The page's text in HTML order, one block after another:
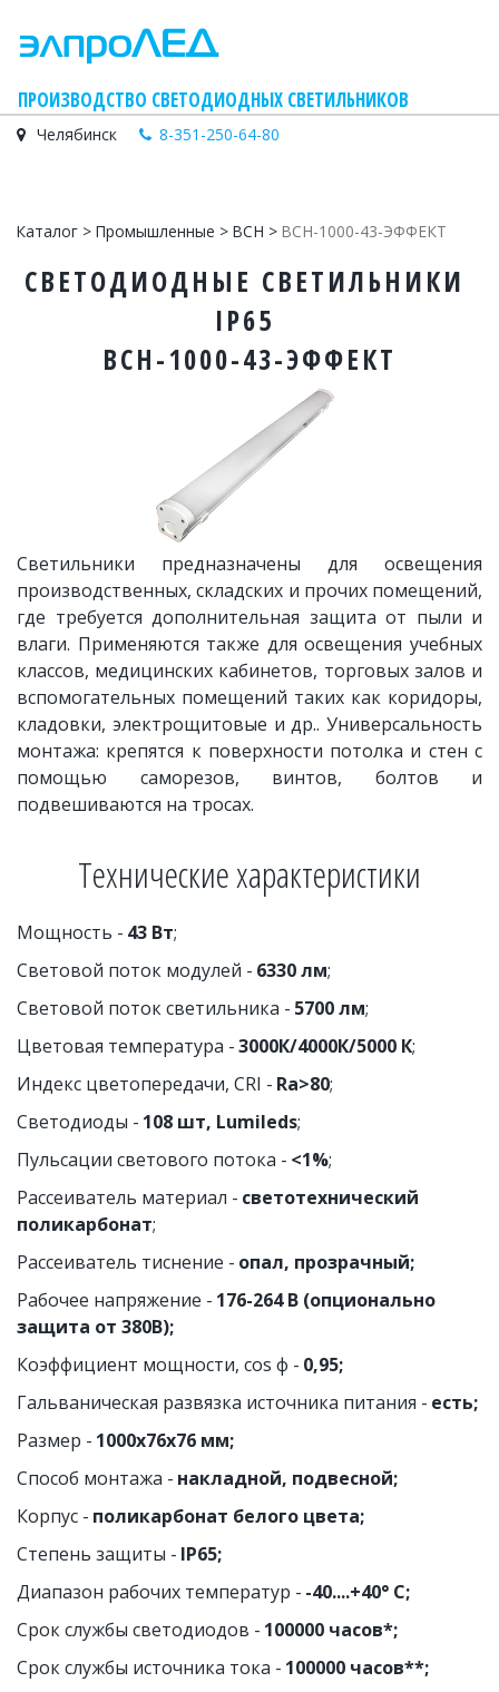
    ПРОИЗВОДСТВО СВЕТОДИОДНЫХ СВЕТИЛЬНИКОВ
Челябинск 8-351-250-64-80
Каталог > Промышленные > ВСН > ВСН-1000-43-ЭФФЕКТ
СВЕТОДИОДНЫЕ СВЕТИЛЬНИКИ
IP65
ВСН-1000-43-ЭФФЕКТ
Светильники предназначены для освещения
производственных, складских и прочих помещений,
где требуется дополнительная защита от пыли и
влаги. Применяются также для освещения учебных
классов, медицинских кабинетов, торговых залов и
вспомогательных помещений таких как коридоры,
кладовки, электрощитовые и др.. Универсальность
монтажа: крепятся к поверхности потолка и стен с
помощью саморезов, винтов, болтов и
подвешиваются на тросах.
Технические характеристики
Мощность - 43 Вт;
Световой поток модулей - 6330 лм;
Световой поток светильника - 5700 лм;
Цветовая температура - 3000К/4000К/5000 К;
Индекс цветопередачи, CRI - Ra>80;
Светодиоды - 108 шт, Lumileds;
Пульсации светового потока - <1%;
Рассеиватель материал - светотехнический
поликарбонат;
Рассеиватель тиснение - опал, прозрачный;
Рабочее напряжение - 176-264 В (опционально
защита от 380В);
Коэффициент мощности, cos ф - 0,95;
Гальваническая развязка источника питания - есть;
Размер - 1000х76х76 мм;
Способ монтажа - накладной, подвесной;
Корпус - поликарбонат белого цвета;
Степень защиты - IP65;
Диапазон рабочих температур - -40....+40° C;
Срок службы светодиодов - 100000 часов*;
Срок службы источника тока - 100000 часов**;